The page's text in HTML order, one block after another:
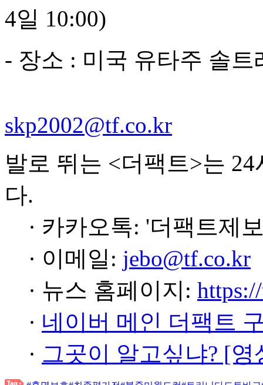
4일 10:00)
- 장소 : 미국 유타주 솔
skp2002@tf.co.kr
발로 뛰는 <더팩트>는
다.
· 카카오톡: '더팩트제
· 이메일: jebo@tf.co.kr
· 뉴스 홈페이지:
· 네이버 메인 더팩트
· 그곳이 알고싶냐? [